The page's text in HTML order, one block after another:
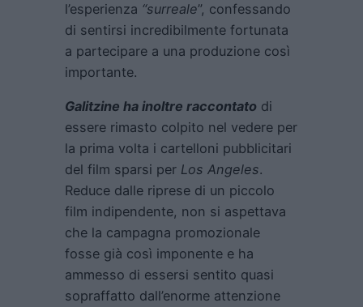
l’esperienza “surreale”, confessando
di sentirsi incredibilmente fortunata
a partecipare a una produzione così
importante.
Galitzine ha inoltre raccontato di
essere rimasto colpito nel vedere per
la prima volta i cartelloni pubblicitari
del film sparsi per Los Angeles.
Reduce dalle riprese di un piccolo
film indipendente, non si aspettava
che la campagna promozionale
fosse già così imponente e ha
ammesso di essersi sentito quasi
sopraffatto dall’enorme attenzione